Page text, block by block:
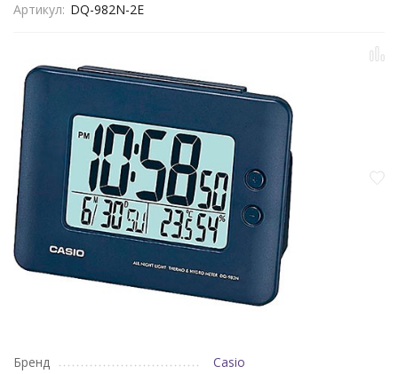
Артикул: DQ-982N-2E
Бренд
Casio